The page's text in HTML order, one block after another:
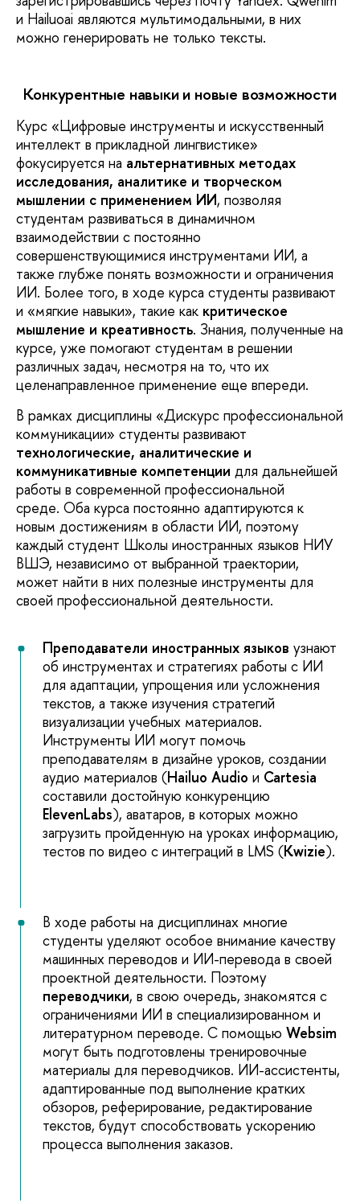
и Hailuoai являются мультимодальными, в них
можно генерировать не только тексты.
Конкурентные навыки и новые возможности
Курс «Цифровые инструменты и искусственный
интеллект в прикладной лингвистике»
фокусируется на альтернативных методах
исследования, аналитике и творческом
мышлении с применением ИИ, позволяя
студентам развиваться в динамичном
взаимодействии с постоянно
совершенствующимися инструментами ИИ, а
также глубже понять возможности и ограничения
ИИ. Более того, в ходе курса студенты развивают
и «мягкие навыки», такие как критическое
мышление и креативность. Знания, полученные на
курсе, уже помогают студентам в решении
различных задач, несмотря на то, что их
целенаправленное применение еще впереди.
В рамках дисциплины «Дискурс профессиональной
коммуникации» студенты развивают
технологические, аналитические и
коммуникативные компетенции для дальнейшей
работы в современной профессиональной
среде. Оба курса постоянно адаптируются к
новым достижениям в области ИИ, поэтому
каждый студент Школы иностранных языков НИУ
ВШЭ, независимо от выбранной траектории,
может найти в них полезные инструменты для
своей профессиональной деятельности.
Преподаватели иностранных языковузнают
об инструментах и стратегиях работы с ИИ
для адаптации, упрощения или усложнения
текстов, а также изучения стратегий
визуализации учебных материалов.
Инструменты ИИ могут помочь
преподавателям в дизайне уроков, создании
аудио материалов (Hailuo Audio и Cartesia
составили достойную конкуренцию
ElevenLabs), аватаров, в которых можно
загрузить пройденную на уроках информацию,
тестов по видео с интеграций в LMS (Kwizie).
В ходе работы на дисциплинах многие
студенты уделяют особое внимание качеству
машинных переводов и ИИ-перевода в своей
проектной деятельности. Поэтому
переводчики, в свою очередь, знакомятся с
ограничениями ИИ в специализированном и
литературном переводе. С помощьюWebsim
могут быть подготовлены тренировочные
материалы для переводчиков. ИИ-ассистенты,
адаптированные под выполнение кратких
обзоров, реферирование, редактирование
текстов, будут способствовать ускорению
процесса выполнения заказов.